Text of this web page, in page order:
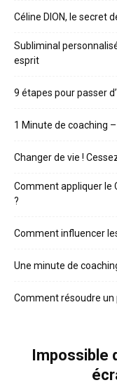
Céline DION, le secret
Subliminal
esprit
9 étapes pour passer
1 Minute de coaching
Changer de vie !
Comment appliquer le
?
Comment influencer
Une minute de
Comment résoudre un
Impossible